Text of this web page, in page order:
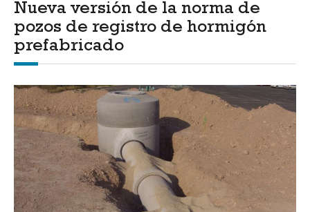
Nueva versión de la norma de
pozos de registro de hormigón
prefabricado